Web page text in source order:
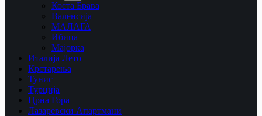
Коста Брава
Валенсија
МАЛАГА
Ибица
Мајорка
Италија Лето
Крстарења
Тунис
Турција
Црна Гора
Лазаревски Апартмани